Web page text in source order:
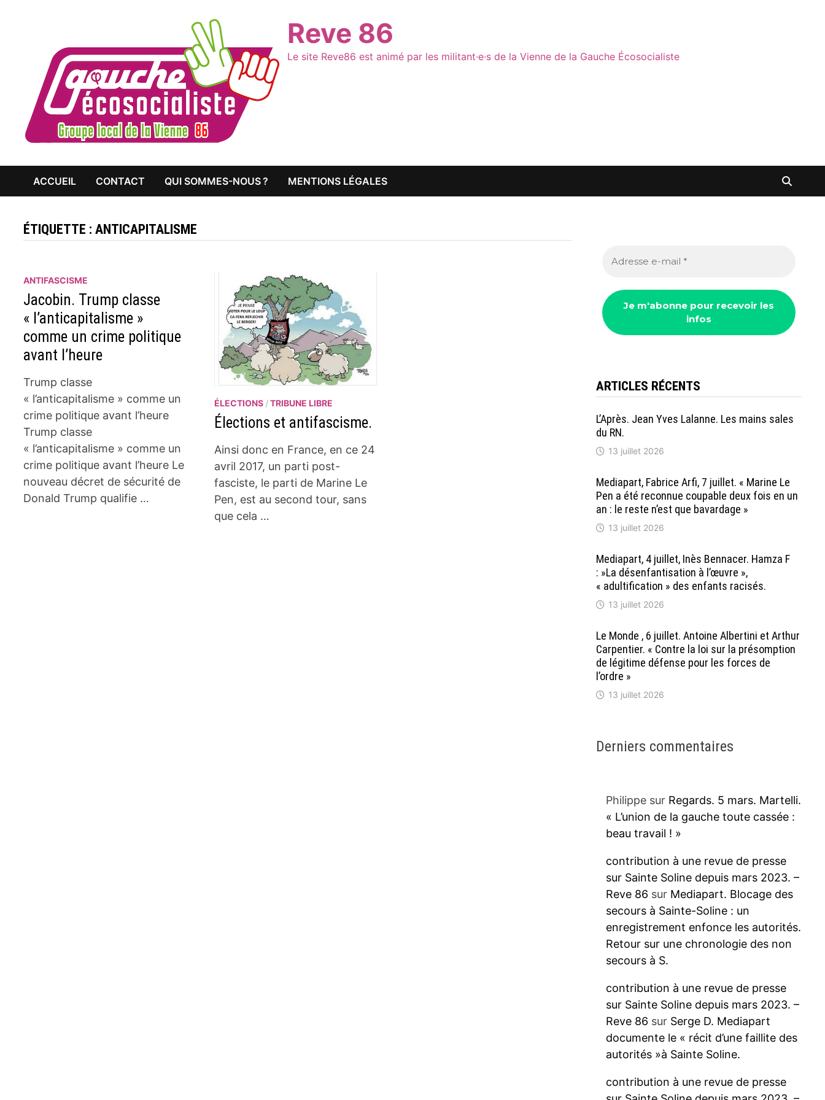
Reve 86
Le site Reve86 est animé par les militant·e·s de la Vienne de la Gauche Écosocialiste
ACCUEIL CONTACT QUI SOMMES-NOUS ? MENTIONS LÉGALES
ÉTIQUETTE :ANTICAPITALISME
ANTIFASCISME
Jacobin. Trump classe
« l’anticapitalisme »
comme un crime politique
avant l’heure
Trump classe
« l’anticapitalisme » comme un
crime politique avant l’heure
Trump classe
« l’anticapitalisme » comme un
crime politique avant l’heure Le
nouveau décret de sécurité de
Donald Trump qualifie …
ÉLECTIONS /TRIBUNE LIBRE
Élections et antifascisme.
Ainsi donc en France, en ce 24
avril 2017, un parti post-
fasciste, le parti de Marine Le
Pen, est au second tour, sans
que cela …
ARTICLES RÉCENTS
L’Après. Jean Yves Lalanne. Les mains sales
du RN.
13 juillet 2026
Mediapart, Fabrice Arfi, 7 juillet. « Marine Le
Pen a été reconnue coupable deux fois en un
an : le reste n’est que bavardage »
13 juillet 2026
Mediapart, 4 juillet, Inès Bennacer. Hamza F
: »La désenfantisation à l’œuvre »,
« adultification » des enfants racisés.
13 juillet 2026
Le Monde , 6 juillet. Antoine Albertini et Arthur
Carpentier. « Contre la loi sur la présomption
de légitime défense pour les forces de
l’ordre »
13 juillet 2026
Derniers commentaires
Philippesur Regards. 5 mars. Martelli.
« L’union de la gauche toute cassée :
beau travail ! »
contribution à une revue de presse
sur Sainte Soline depuis mars 2023. –
Reve 86 sur Mediapart. Blocage des
secours à Sainte-Soline : un
enregistrement enfonce les autorités.
Retour sur une chronologie des non
secours à S.
contribution à une revue de presse
sur Sainte Soline depuis mars 2023. –
Reve 86 sur Serge D. Mediapart
documente le « récit d’une faillite des
autorités »à Sainte Soline.
contribution à une revue de presse